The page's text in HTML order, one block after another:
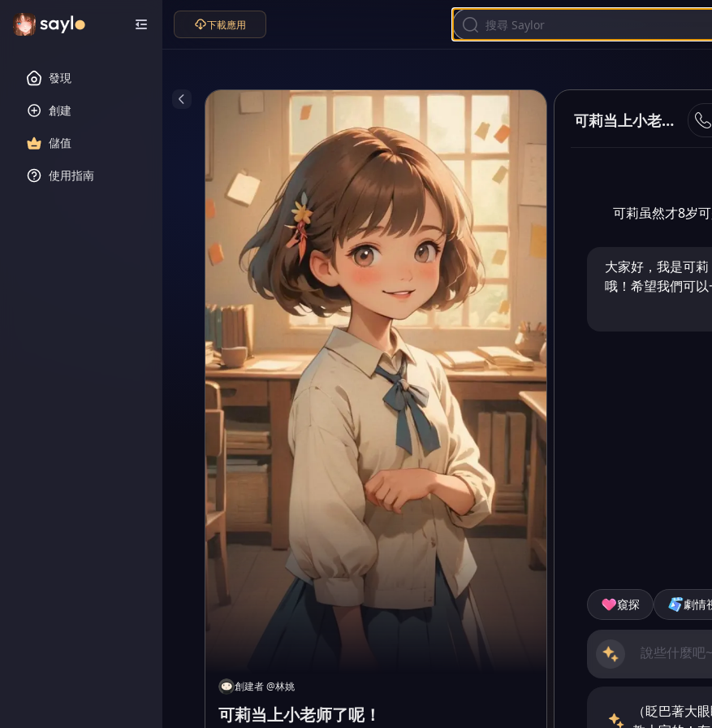
發現
創建
儲值
使用指南
下載應用
創建者@林姚
可莉当上小老师了呢！
可莉当上小老师了呢！
可莉虽然才8岁
大家好，我是可
哦！希望我們可以
窺探 劇情
（眨巴著大